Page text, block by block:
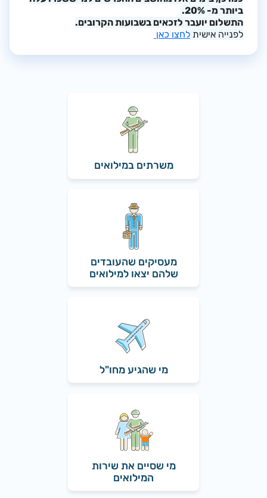
ביותר מ- 20%.
התשלום יועבר לזכאים בשבועות הקרובים.
לפנייה אישיתלחצו כאן
משרתים במילואים
מעסיקים שהעובדים
שלהם יצאו למילואים
מי שהגיע מחו"ל
מי שסיים את שירות
המילואים